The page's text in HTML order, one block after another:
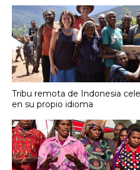
Tribu remota de Indonesia
en su propio idioma